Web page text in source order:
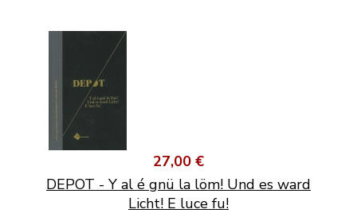
27,00 €
DEPOT - Y al é gnü la löm! Und es ward
Licht! E luce fu!